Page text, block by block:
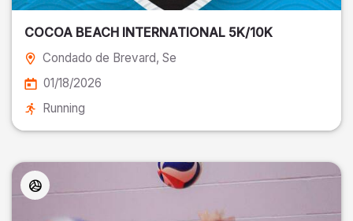
COCOA BEACH INTERNATIONAL 5K/10K
Condado de Brevard, Se
01/18/2026
Running